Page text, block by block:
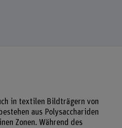
in textilen Bildträgern von
aus Polysacchariden
Zonen. Während des